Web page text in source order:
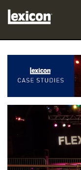
أين تشتري
المحترفون
دراسات الحالة
الدعم